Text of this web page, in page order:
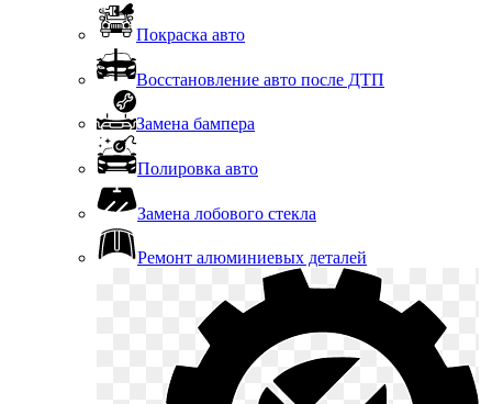
Покраска авто
Восстановление авто после ДТП
Замена бампера
Полировка авто
Замена лобового стекла
Ремонт алюминиевых деталей